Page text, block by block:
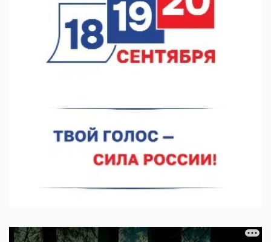
операцию на щитовидной железе
06.08.2026 15:03
Более 30 нижегородцев прошли обучение для соцконтракта
06.08.2026 14:46